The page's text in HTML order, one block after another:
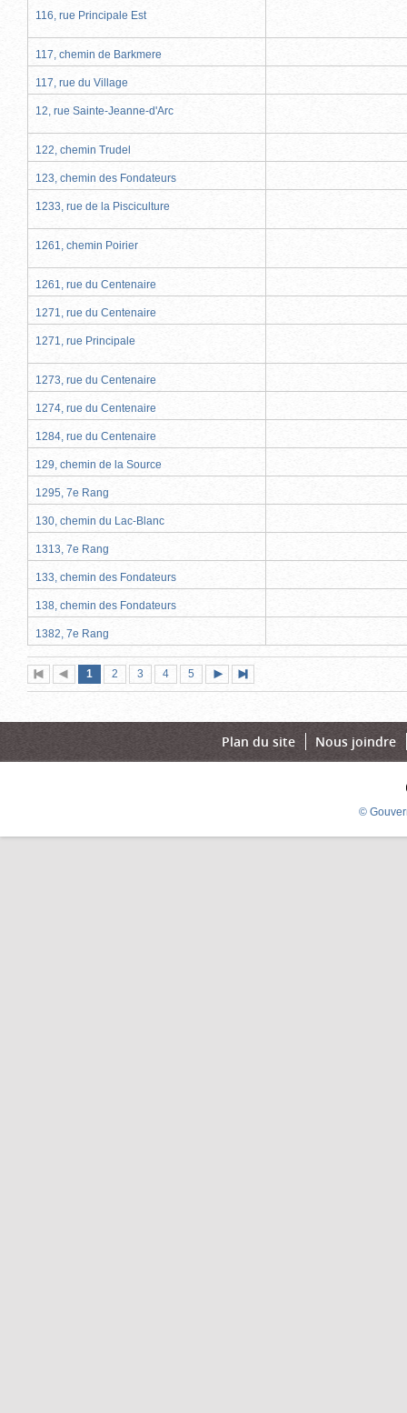
116, rue Principale Est
117, chemin de Barkmere
117, rue du Village
12, rue Sainte-Jeanne-d'Arc
122, chemin Trudel
123, chemin des Fondateurs
1233, rue de la Pisciculture
1261, chemin Poirier
1261, rue du Centenaire
1271, rue du Centenaire
1271, rue Principale
1273, rue du Centenaire
1274, rue du Centenaire
1284, rue du Centenaire
129, chemin de la Source
1295, 7e Rang
130, chemin du Lac-Blanc
1313, 7e Rang
133, chemin des Fondateurs
138, chemin des Fondateurs
1382, 7e Rang
Première
page
Page
précédente
Page
1 (page
actuelle)
Page
2 Page
3 Page
4 Page
5
suivante
page
Plan du site Nous joindre
©